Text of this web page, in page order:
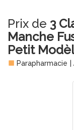
Prix de 3
Manche
Petit
Parapharmacie